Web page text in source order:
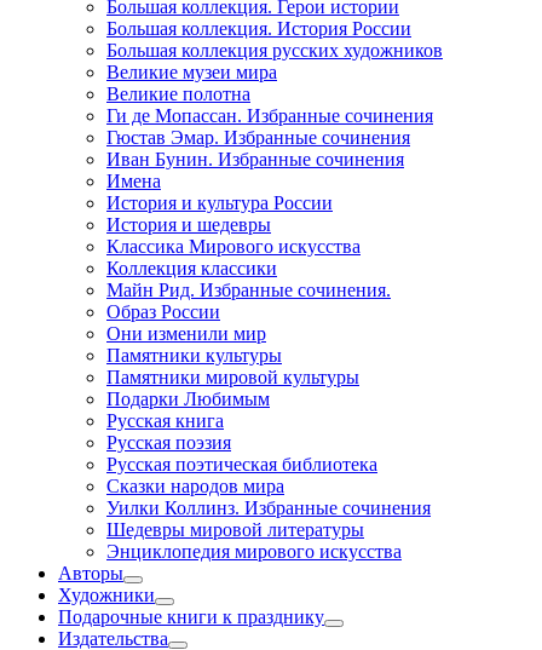
Большая коллекция. Герои истории
Большая коллекция. История России
Большая коллекция русских художников
Великие музеи мира
Великие полотна
Ги де Мопассан. Избранные сочинения
Гюстав Эмар. Избранные сочинения
Иван Бунин. Избранные сочинения
Имена
История и культура России
История и шедевры
Классика Мирового искусства
Коллекция классики
Майн Рид. Избранные сочинения.
Образ России
Они изменили мир
Памятники культуры
Памятники мировой культуры
Подарки Любимым
Русская книга
Русская поэзия
Русская поэтическая библиотека
Сказки народов мира
Уилки Коллинз. Избранные сочинения
Шедевры мировой литературы
Энциклопедия мирового искусства
Авторы
Художники
Подарочные книги к празднику
Издательства